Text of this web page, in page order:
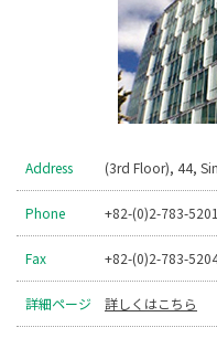
Address (3rd Floor), 44,
Phone +82-(0)2-783-
Fax +82-(0)2-783-
詳細ページ 詳しくはこちら